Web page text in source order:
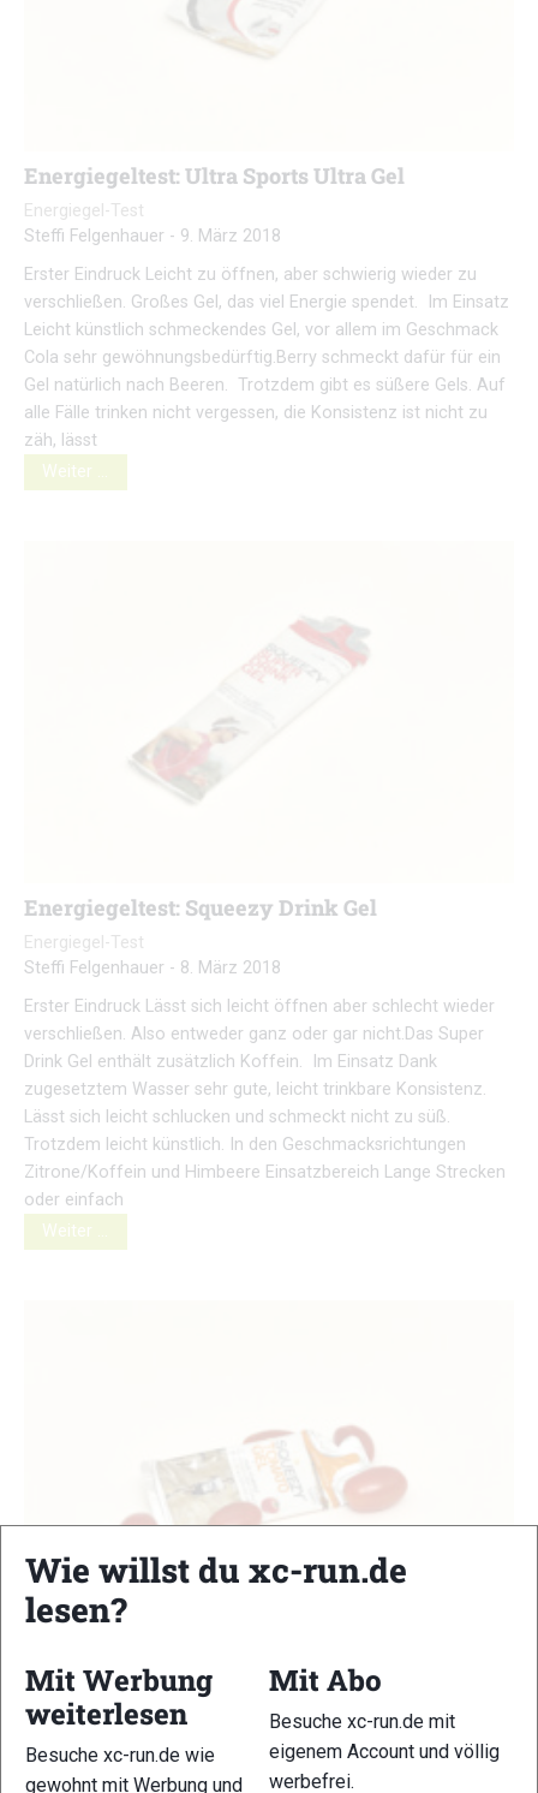
Energiegeltest: Ultra Sports Ultra Gel
Energiegel-Test
Steffi Felgenhauer - 9. März 2018
Erster Eindruck Leicht zu öffnen, aber schwierig wieder zu
verschließen. Großes Gel, das viel Energie spendet. Im Einsatz
Leicht künstlich schmeckendes Gel, vor allem im Geschmack
Cola sehr gewöhnungsbedürftig.Berry schmeckt dafür für ein
Gel natürlich nach Beeren. Trotzdem gibt es süßere Gels. Auf
alle Fälle trinken nicht vergessen, die Konsistenz ist nicht zu
zäh, lässt
Weiter …
Energiegeltest: Squeezy Drink Gel
Energiegel-Test
Steffi Felgenhauer - 8. März 2018
Erster Eindruck Lässt sich leicht öffnen aber schlecht wieder
verschließen. Also entweder ganz oder gar nicht.Das Super
Drink Gel enthält zusätzlich Koffein. Im Einsatz Dank
zugesetztem Wasser sehr gute, leicht trinkbare Konsistenz.
Lässt sich leicht schlucken und schmeckt nicht zu süß.
Trotzdem leicht künstlich. In den Geschmacksrichtungen
Zitrone/Koffein und Himbeere Einsatzbereich Lange Strecken
oder einfach
Weiter …
Energiegeltest: Squeezy Tomato Gel
Energiegel-Test
Steffi Felgenhauer-8. März 2018
Erster Eindruck Lässt sich leicht öffnen aber schlecht wieder
Wie willst du xc-run.de
lesen?
Mit Werbung
weiterlesen
Besuche xc-run.de wie
gewohnt mit Werbung und
Mit Abo
Besuche xc-run.de mit
eigenem Account und völlig
werbefrei.